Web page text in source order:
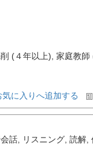
(４年以上), 家庭教師
気に入りへ追加する
話, リスニング, 読解,